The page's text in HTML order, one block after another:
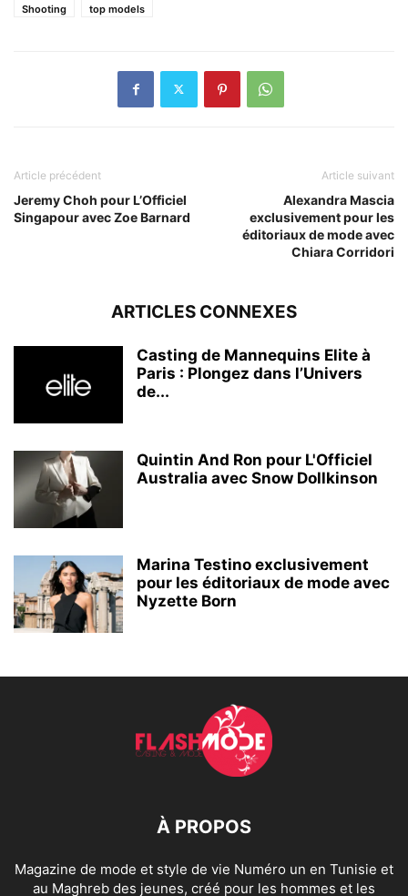
Shooting
top models
Article précédent
Jeremy Choh pour L’Officiel
Singapour avec Zoe Barnard
Article suivant
Alexandra Mascia
exclusivement pour les
éditoriaux de mode avec
Chiara Corridori
ARTICLES CONNEXES
Casting de Mannequins Elite à
Paris : Plongez dans l’Univers
de...
Quintin And Ron pour L'Officiel
Australia avec Snow Dollkinson
Marina Testino exclusivement
pour les éditoriaux de mode avec
Nyzette Born
À PROPOS
Magazine de mode et style de vie Numéro un en Tunisie et
au Maghreb des jeunes, créé pour les hommes et les